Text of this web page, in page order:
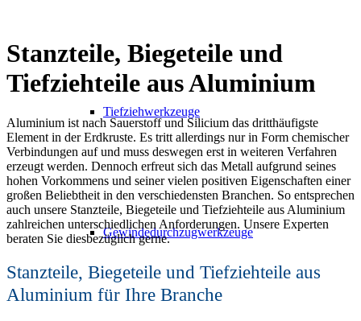
Tiefziehwerkzeuge
Gewindedurchzugwerkzeuge
Stanzteile, Biegeteile und
Tiefziehteile aus Aluminium
Aluminium ist nach Sauerstoff und Silicium das dritthäufigste
Element in der Erdkruste. Es tritt allerdings nur in Form chemischer
Verbindungen auf und muss deswegen erst in weiteren Verfahren
erzeugt werden. Dennoch erfreut sich das Metall aufgrund seines
hohen Vorkommens und seiner vielen positiven Eigenschaften einer
großen Beliebtheit in den verschiedensten Branchen. So entsprechen
auch unsere Stanzteile, Biegeteile und Tiefziehteile aus Aluminium
zahlreichen unterschiedlichen Anforderungen. Unsere Experten
beraten Sie diesbezüglich gerne.
Stanzteile, Biegeteile und Tiefziehteile aus
Aluminium für Ihre Branche